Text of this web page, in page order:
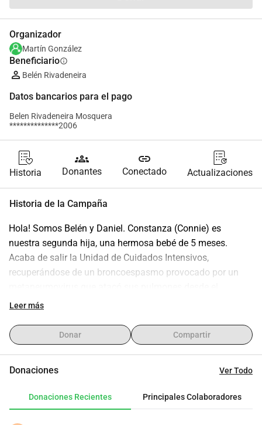
Organizador
Martín González
Beneficiarioinfo
Belén Rivadeneira
Datos bancarios para el pago
Belen Rivadeneira Mosquera
**************2006
Historia
groups
Donantes
link
Conectado Actualizaciones
Historia de la Campaña
Hola! Somos Belén y Daniel. Constanza (Connie) es
nuestra segunda hija, una hermosa bebé de 5 meses.
Acaba de salir la Unidad de Cuidados Intensivos,
recuperándose de un broncoespasmo provocado por un
miércoles pasado. Esta es la segunda vez que está
ella es muy fuerte y que el amor de toda nuestra familia la
respalda para salir de esta situación complicada. Sin
representado un gasto muy elevado, que lamentablemente
acudimos a ustedes, familiares, amig@s y conocid@s,
Leer más
Donar Compartir
Donaciones Ver Todo
Donaciones Recientes Principales Colaboradores